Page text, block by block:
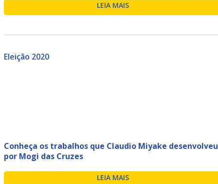
LEIA MAIS
Eleição 2020
Conheça os trabalhos que Claudio Miyake desenvolveu
por Mogi das Cruzes
LEIA MAIS